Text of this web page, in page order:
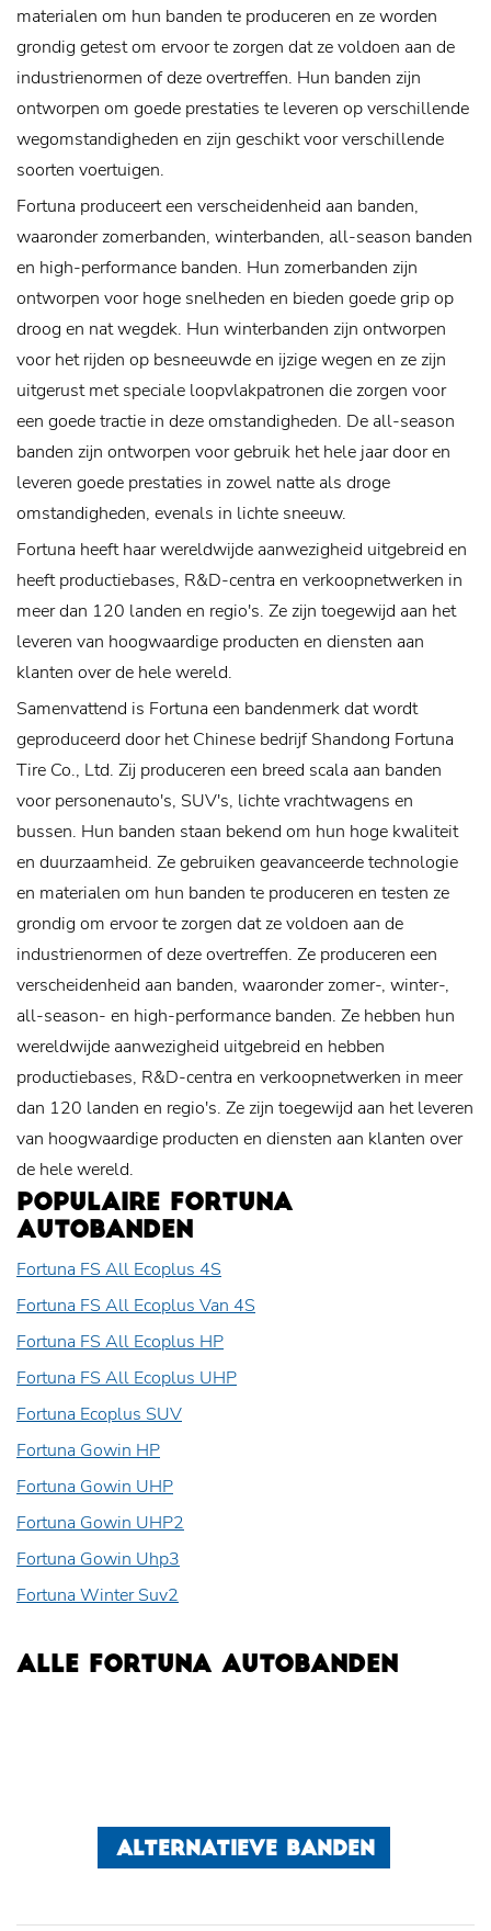
materialen om hun banden te produceren en ze worden
grondig getest om ervoor te zorgen dat ze voldoen aan de
industrienormen of deze overtreffen. Hun banden zijn
ontworpen om goede prestaties te leveren op verschillende
wegomstandigheden en zijn geschikt voor verschillende
soorten voertuigen.
Fortuna produceert een verscheidenheid aan banden,
waaronder zomerbanden, winterbanden, all-season banden
en high-performance banden. Hun zomerbanden zijn
ontworpen voor hoge snelheden en bieden goede grip op
droog en nat wegdek. Hun winterbanden zijn ontworpen
voor het rijden op besneeuwde en ijzige wegen en ze zijn
uitgerust met speciale loopvlakpatronen die zorgen voor
een goede tractie in deze omstandigheden. De all-season
banden zijn ontworpen voor gebruik het hele jaar door en
leveren goede prestaties in zowel natte als droge
omstandigheden, evenals in lichte sneeuw.
Fortuna heeft haar wereldwijde aanwezigheid uitgebreid en
heeft productiebases, R&D-centra en verkoopnetwerken in
meer dan 120 landen en regio's. Ze zijn toegewijd aan het
leveren van hoogwaardige producten en diensten aan
klanten over de hele wereld.
Samenvattend is Fortuna een bandenmerk dat wordt
geproduceerd door het Chinese bedrijf Shandong Fortuna
Tire Co., Ltd. Zij produceren een breed scala aan banden
voor personenauto's, SUV's, lichte vrachtwagens en
bussen. Hun banden staan ​​bekend om hun hoge kwaliteit
en duurzaamheid. Ze gebruiken geavanceerde technologie
en materialen om hun banden te produceren en testen ze
grondig om ervoor te zorgen dat ze voldoen aan de
industrienormen of deze overtreffen. Ze produceren een
verscheidenheid aan banden, waaronder zomer-, winter-,
all-season- en high-performance banden. Ze hebben hun
wereldwijde aanwezigheid uitgebreid en hebben
productiebases, R&D-centra en verkoopnetwerken in meer
dan 120 landen en regio's. Ze zijn toegewijd aan het leveren
van hoogwaardige producten en diensten aan klanten over
de hele wereld.
POPULAIRE FORTUNA
AUTOBANDEN
Fortuna FS All Ecoplus 4S
Fortuna FS All Ecoplus Van 4S
Fortuna FS All Ecoplus HP
Fortuna FS All Ecoplus UHP
Fortuna Ecoplus SUV
Fortuna Gowin HP
Fortuna Gowin UHP
Fortuna Gowin UHP2
Fortuna Gowin Uhp3
Fortuna Winter Suv2
ALLE FORTUNA AUTOBANDEN
ALTERNATIEVE BANDEN